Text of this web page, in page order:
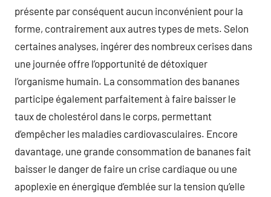
présente par conséquent aucun inconvénient pour la
forme, contrairement aux autres types de mets. Selon
certaines analyses, ingérer des nombreux cerises dans
une journée offre l’opportunité de détoxiquer
l’organisme humain. La consommation des bananes
participe également parfaitement à faire baisser le
taux de cholestérol dans le corps, permettant
d’empêcher les maladies cardiovasculaires. Encore
davantage, une grande consommation de bananes fait
baisser le danger de faire un crise cardiaque ou une
apoplexie en énergique d’emblée sur la tension qu’elle